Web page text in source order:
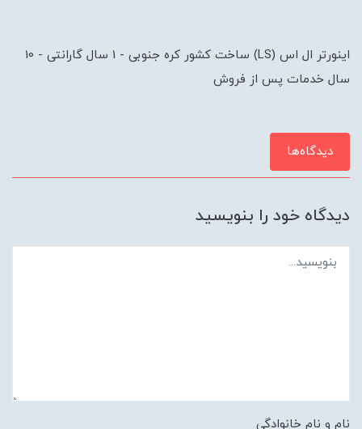
اینورتر ال اس (LS) ساخت کشور کره جنوبی - 1 سال گارانتی - 10
سال خدمات پس از فروش
دیدگاه‌ها
دیدگاه خود را بنویسید
نام و نام خانوادگی